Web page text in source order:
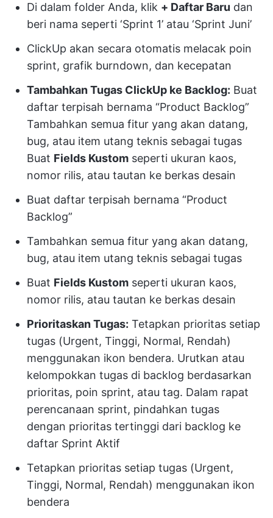
Di dalam folder Anda, klik + Daftar Baru dan
beri nama seperti ‘Sprint 1’ atau ‘Sprint Juni’
ClickUp akan secara otomatis melacak poin
sprint, grafik burndown, dan kecepatan
Tambahkan Tugas ClickUp ke Backlog: Buat
daftar terpisah bernama “Product Backlog”
Tambahkan semua fitur yang akan datang,
bug, atau item utang teknis sebagai tugas
Buat Fields Kustom seperti ukuran kaos,
nomor rilis, atau tautan ke berkas desain
Buat daftar terpisah bernama “Product
Backlog”
Tambahkan semua fitur yang akan datang,
bug, atau item utang teknis sebagai tugas
Buat Fields Kustom seperti ukuran kaos,
nomor rilis, atau tautan ke berkas desain
Prioritaskan Tugas: Tetapkan prioritas setiap
tugas (Urgent, Tinggi, Normal, Rendah)
menggunakan ikon bendera. Urutkan atau
kelompokkan tugas di backlog berdasarkan
prioritas, poin sprint, atau tag. Dalam rapat
perencanaan sprint, pindahkan tugas
dengan prioritas tertinggi dari backlog ke
daftar Sprint Aktif
Tetapkan prioritas setiap tugas (Urgent,
Tinggi, Normal, Rendah) menggunakan ikon
bendera